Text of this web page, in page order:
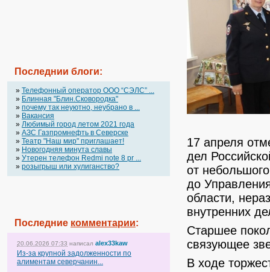
Последнии блоги:
» Телефонный оператор OOO “СЭЛС” ...
» Блинная "Блин.Сковородка"
» почему так неуютно, неубрано в ...
» Вакансия
» Любимый город летом 2021 года
» АЗС Газпромнефть в Северске
» Театр "Наш мир" приглашает!
» Новогодняя минута славы
» Утерен телефон Redmi note 8 pr ...
» розыгрыш или хулиганство?
Последние комментарии:
20.06.2026 07:33 написал alex33kaw
Из-за крупной задолженности по
алиментам северчанин...
17 апреля
дел
от
до
области,
внутренних
Старшее
связующее
В ходе